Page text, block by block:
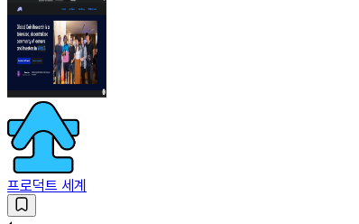
프로덕트 세계